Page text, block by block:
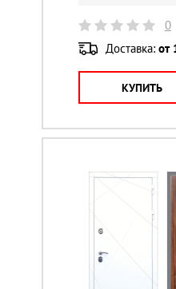
0
Доставка: от
КУПИТЬ